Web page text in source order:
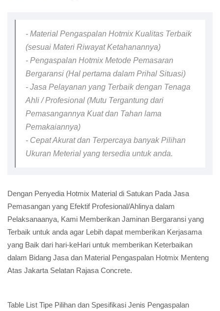
- Material Pengaspalan Hotmix Kualitas Terbaik
(sesuai Materi Riwayat Ketahanannya)
- Pengaspalan Hotmix Metode Pemasaran
Bergaransi (Hal pertama dalam Prihal Situasi)
- Jasa Pelayanan yang Terbaik dengan Tenaga
Ahli / Profesional (Mutu Tergantung dari
Pemasangannya Kuat dan Tahan lama
Pemakaiannya)
- Cepat Akurat dan Terpercaya banyak Pilihan
Ukuran Meterial yang tersedia untuk anda.
Dengan Penyedia Hotmix Material di Satukan Pada Jasa
Pemasangan yang Efektif Profesional/Ahlinya dalam
Pelaksanaanya, Kami Memberikan Jaminan Bergaransi yang
Terbaik untuk anda agar Lebih dapat memberikan Kerjasama
yang Baik dari hari-keHari untuk memberikan Keterbaikan
dalam Bidang Jasa dan Material Pengaspalan Hotmix Menteng
Atas Jakarta Selatan Rajasa Concrete.
Table List Tipe Pilihan dan Spesifikasi Jenis Pengaspalan